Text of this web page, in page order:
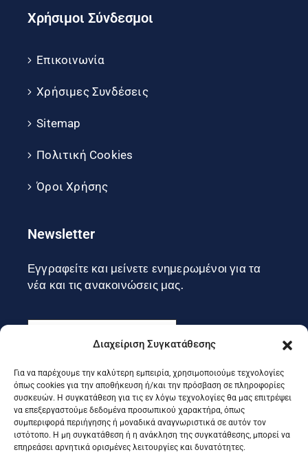
Διαχείριση Συγκατάθεσης
Για να παρέχουμε την καλύτερη εμπειρία, χρησιμοποιούμε τεχνολογίες
όπως cookies για την αποθήκευση ή/και την πρόσβαση σε πληροφορίες
συσκευών. Η συγκατάθεση για τις εν λόγω τεχνολογίες θα μας επιτρέψει
να επεξεργαστούμε δεδομένα προσωπικού χαρακτήρα, όπως
συμπεριφορά περιήγησης ή μοναδικά αναγνωριστικά σε αυτόν τον
ιστότοπο. Η μη συγκατάθεση ή η ανάκληση της συγκατάθεσης, μπορεί να
επηρεάσει αρνητικά ορισμένες λειτουργίες και δυνατότητες.
Χρήσιμοι Σύνδεσμοι
Επικοινωνία
Χρήσιμες Συνδέσεις
Sitemap
Πολιτική Cookies
Όροι Χρήσης
Newsletter
Εγγραφείτε και μείνετε ενημερωμένοι για τα
νέα και τις ανακοινώσεις μας.
Εγγραφή
Ακολουθήστε μας στα social